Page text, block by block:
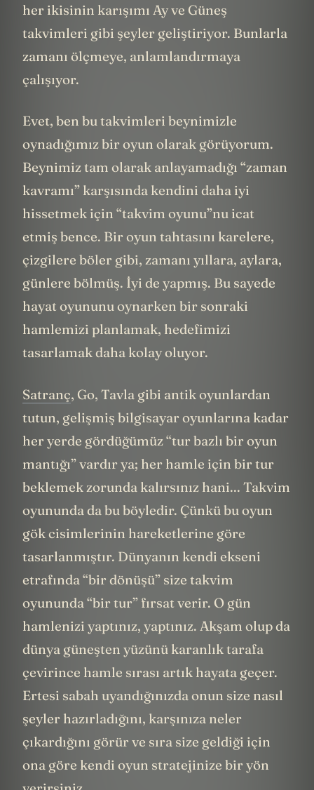
her ikisinin karışımı Ay ve Güneş
takvimleri gibi şeyler geliştiriyor. Bunlarla
zamanı ölçmeye, anlamlandırmaya
çalışıyor.
Evet, ben bu takvimleri beynimizle
oynadığımız bir oyun olarak görüyorum.
Beynimiz tam olarak anlayamadığı “zaman
kavramı” karşısında kendini daha iyi
hissetmek için “takvim oyunu”nu icat
etmiş bence. Bir oyun tahtasını karelere,
çizgilere böler gibi, zamanı yıllara, aylara,
günlere bölmüş. İyi de yapmış. Bu sayede
hayat oyununu oynarken bir sonraki
hamlemizi planlamak, hedefimizi
tasarlamak daha kolay oluyor.
Satranç, Go, Tavla gibi antik oyunlardan
tutun, gelişmiş bilgisayar oyunlarına kadar
her yerde gördüğümüz “tur bazlı bir oyun
mantığı” vardır ya; her hamle için bir tur
beklemek zorunda kalırsınız hani... Takvim
oyununda da bu böyledir. Çünkü bu oyun
gök cisimlerinin hareketlerine göre
tasarlanmıştır. Dünyanın kendi ekseni
etrafında “bir dönüşü” size takvim
oyununda “bir tur” fırsat verir. O gün
hamlenizi yaptınız, yaptınız. Akşam olup da
dünya güneşten yüzünü karanlık tarafa
çevirince hamle sırası artık hayata geçer.
Ertesi sabah uyandığınızda onun size nasıl
şeyler hazırladığını, karşınıza neler
çıkardığını görür ve sıra size geldiği için
ona göre kendi oyun stratejinize bir yön